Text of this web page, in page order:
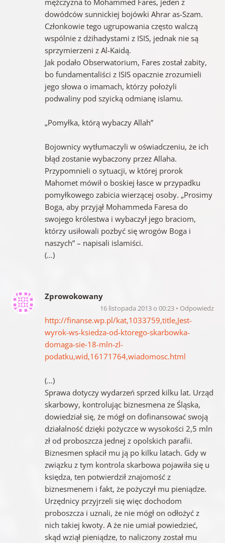
dowódców sunnickiej bojówki Ahrar as-Szam.
Członkowie tego ugrupowania często walczą
wspólnie z dżihadystami z ISIS, jednak nie są
sprzymierzeni z Al-Kaidą.
Jak podało Obserwatorium, Fares został zabity,
bo fundamentaliści z ISIS opacznie zrozumieli
jego słowa o imamach, którzy położyli
podwaliny pod szyicką odmianę islamu.
„Pomyłka, którą wybaczy Allah”
Bojownicy wytłumaczyli w oświadczeniu, że ich
błąd zostanie wybaczony przez Allaha.
Przypomnieli o sytuacji, w której prorok
Mahomet mówił o boskiej łasce w przypadku
pomyłkowego zabicia wierzącej osoby. „Prosimy
Boga, aby przyjął Mohammeda Faresa do
swojego królestwa i wybaczył jego braciom,
którzy usiłowali pozbyć się wrogów Boga i
naszych” – napisali islamiści.
(…)
Zprowokowany
16 listopada 2013 o 00:23 Odpowiedz
http://finanse.wp.pl/kat,1033759,title,Jest-
wyrok-ws-ksiedza-od-ktorego-skarbowka-
domaga-sie-18-mln-zl-
podatku,wid,16171764,wiadomosc.html
(…)
Sprawa dotyczy wydarzeń sprzed kilku lat. Urząd
skarbowy, kontrolując biznesmena ze Śląska,
dowiedział się, że mógł on dofinansować swoją
działalność dzięki pożyczce w wysokości 2,5 mln
zł od proboszcza jednej z opolskich parafii.
Biznesmen spłacił mu ją po kilku latach. Gdy w
związku z tym kontrola skarbowa pojawiła się u
księdza, ten potwierdził znajomość z
biznesmenem i fakt, że pożyczył mu pieniądze.
Urzędnicy przyjrzeli się więc dochodom
proboszcza i uznali, że nie mógł on odłożyć z
nich takiej kwoty. A że nie umiał powiedzieć,
skąd wziął pieniądze, to naliczony został mu